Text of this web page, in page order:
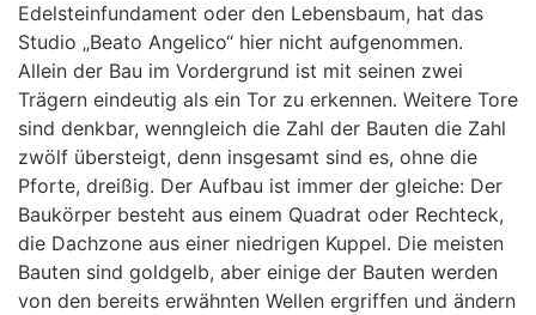
Edelsteinfundament oder den Lebensbaum, hat das
Studio „Beato Angelico“ hier nicht aufgenommen.
Allein der Bau im Vordergrund ist mit seinen zwei
Trägern eindeutig als ein Tor zu erkennen. Weitere Tore
sind denkbar, wenngleich die Zahl der Bauten die Zahl
zwölf übersteigt, denn insgesamt sind es, ohne die
Pforte, dreißig. Der Aufbau ist immer der gleiche: Der
Baukörper besteht aus einem Quadrat oder Rechteck,
die Dachzone aus einer niedrigen Kuppel. Die meisten
Bauten sind goldgelb, aber einige der Bauten werden
von den bereits erwähnten Wellen ergriffen und ändern